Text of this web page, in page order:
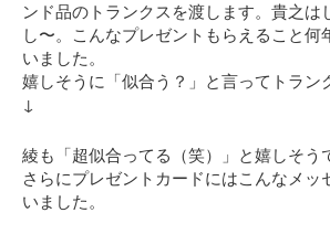
ンド品のトランクスを渡します。貴之は
し〜。こんなプレゼントもらえること何
いました。
嬉しそうに「似合う？」と言ってトラン
↓
綾も「超似合ってる（笑）」と嬉しそう
さらにプレゼントカードにはこんなメッ
いました。